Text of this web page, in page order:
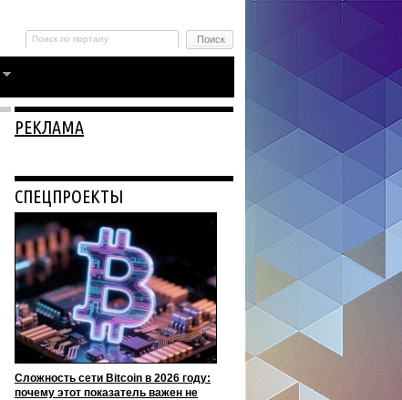
РЕКЛАМА
СПЕЦПРОЕКТЫ
Сложность сети Bitcoin в 2026 году:
почему этот показатель важен не